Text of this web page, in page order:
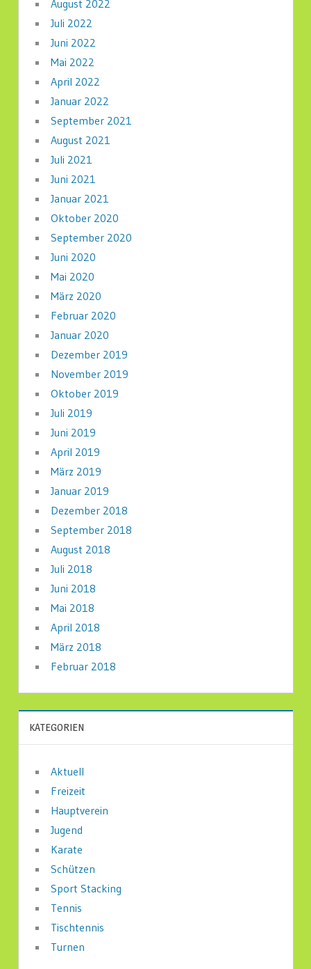
August 2022
Juli 2022
Juni 2022
Mai 2022
April 2022
Januar 2022
September 2021
August 2021
Juli 2021
Juni 2021
Januar 2021
Oktober 2020
September 2020
Juni 2020
Mai 2020
März 2020
Februar 2020
Januar 2020
Dezember 2019
November 2019
Oktober 2019
Juli 2019
Juni 2019
April 2019
März 2019
Januar 2019
Dezember 2018
September 2018
August 2018
Juli 2018
Juni 2018
Mai 2018
April 2018
März 2018
Februar 2018
KATEGORIEN
Aktuell
Freizeit
Hauptverein
Jugend
Karate
Schützen
Sport Stacking
Tennis
Tischtennis
Turnen